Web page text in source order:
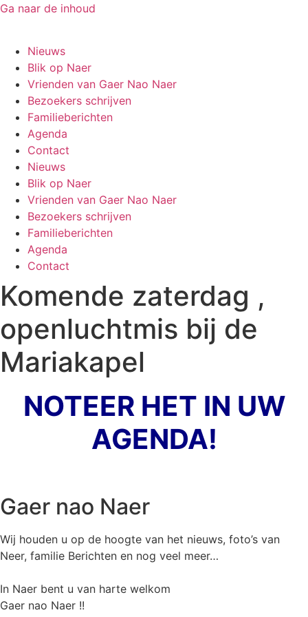
Ga naar de inhoud
Nieuws
Blik op Naer
Vrienden van Gaer Nao Naer
Bezoekers schrijven
Familieberichten
Agenda
Contact
Nieuws
Blik op Naer
Vrienden van Gaer Nao Naer
Bezoekers schrijven
Familieberichten
Agenda
Contact
Komende zaterdag ,
openluchtmis bij de
Mariakapel
NOTEER HET IN UW
AGENDA!
Gaer nao Naer
Wij houden u op de hoogte van het nieuws, foto’s van
Neer, familie Berichten en nog veel meer…
In Naer bent u van harte welkom
Gaer nao Naer !!